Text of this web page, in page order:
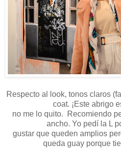
Respecto al look, tonos claros
coat. ¡Este abrigo
no me lo quito. Recomiendo
ancho. Yo pedí la L
gustar que queden amplios
queda guay porque